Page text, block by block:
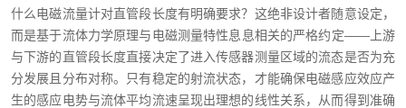
什么电磁流量计对直管段长度有明确要求？这绝非设计者随意设定，
而是基于流体力学原理与电磁测量特性息息相关的严格约定——上游
与下游的直管段长度直接决定了进入传感器测量区域的流态是否为充
分发展且分布对称。只有稳定的射流状态，才能确保电磁感应效应产
生的感应电势与流体平均流速呈现出理想的线性关系，从而得到准确